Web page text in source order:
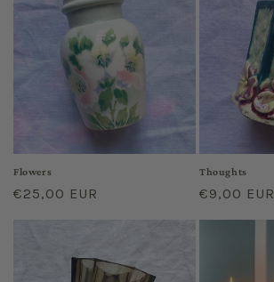
Flowers
Regular
€25,00 EUR
Thoughts
Regular
€9,00 EUR